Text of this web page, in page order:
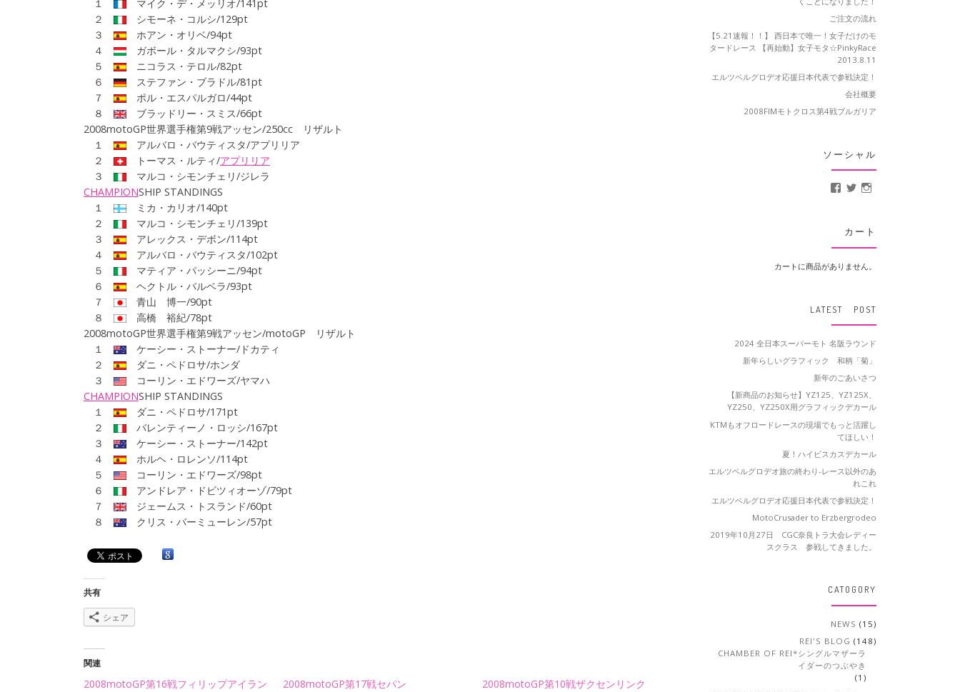
１
マイク・デ・メッリオ/141pt
２
シモーネ・コルシ/129pt
３
ホアン・オリベ/94pt
４
ガボール・タルマクシ/93pt
５
ニコラス・テロル/82pt
６
ステファン・ブラドル/81pt
７
ポル・エスパルガロ/44pt
８
ブラッドリー・スミス/66pt
2008motoGP世界選手権第9戦アッセン/250cc リザルト
１
アルバロ・バウティスタ/アプリリア
２
トーマス・ルティ/アプリリア
３
マルコ・シモンチェリ/ジレラ
CHAMPIONSHIP STANDINGS
１
ミカ・カリオ/140pt
２
マルコ・シモンチェリ/139pt
３
アレックス・デボン/114pt
４
アルバロ・バウティスタ/102pt
５
マティア・パッシーニ/94pt
６
ヘクトル・バルベラ/93pt
７
青山 博一/90pt
８
高橋 裕紀/78pt
2008motoGP世界選手権第9戦アッセン/motoGP リザルト
１
ケーシー・ストーナー/ドカティ
２
ダニ・ペドロサ/ホンダ
３
コーリン・エドワーズ/ヤマハ
CHAMPIONSHIP STANDINGS
１
ダニ・ペドロサ/171pt
２
バレンティーノ・ロッシ/167pt
３
ケーシー・ストーナー/142pt
４
ホルヘ・ロレンソ/114pt
５
コーリン・エドワーズ/98pt
６
アンドレア・ドビツィオーゾ/79pt
７
ジェームス・トスランド/60pt
８
クリス・バーミューレン/57pt
共有
シェア
関連
2008motoGP第16戦フィリップアイラン
2008motoGP第17戦セパン
2008motoGP第10戦ザクセンリンク
ご注文の流れ
【5.21速報！！】 西日本で唯一！女子だけのモ
タードレース 【再始動】女子モタ☆PinkyRace
2013.8.11
エルツベルグロデオ応援日本代表で参戦決定！
会社概要
2008FIMモトクロス第4戦ブルガリア
ソーシャル
MotoCrusader さんのプ
@MotoCrusader さ
カート
カートに商品がありません。
LATEST POST
2024 全日本スーパーモト 名阪ラウンド
新年らしいグラフィック 和柄「菊」
新年のごあいさつ
【新商品のお知らせ】YZ125、YZ125X、
YZ250、YZ250X用グラフィックデカール
KTMもオフロードレースの現場でもっと活躍し
てほしい！
夏！ハイビスカスデカール
エルツベルグロデオ旅の終わり-レース以外のあ
れこれ
エルツベルグロデオ応援日本代表で参戦決定！
MotoCrusader to Erzbergrodeo
2019年10月27日 CGC奈良トラ大会レディー
スクラス 参戦してきました。
CATOGORY
NEWS (15)
REI'S BLOG (148)
CHAMBER OF REI*シングルマザーラ
イダーのつぶやき
(1)